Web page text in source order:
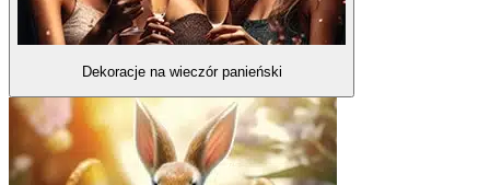
Dekoracje na wieczór panieński